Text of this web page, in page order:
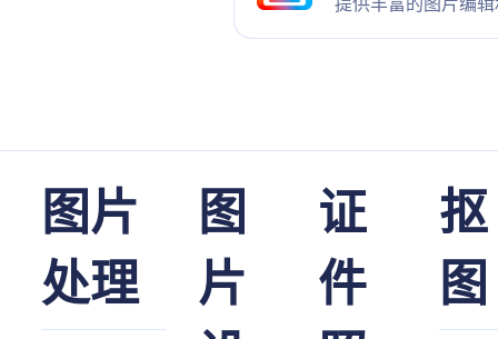
图片
处理
图
片
证
件
抠
图